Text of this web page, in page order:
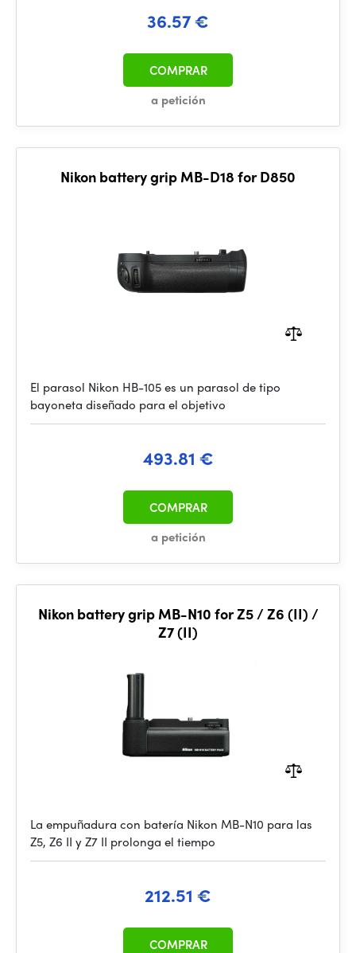
36.57 €
a petición
COMPRAR
Nikon battery grip MB-D18 for D850
El parasol Nikon HB-105 es un parasol de tipo
bayoneta diseñado para el objetivo
493.81 €
a petición
COMPRAR
Nikon battery grip MB-N10 for Z5 / Z6 (II) /
Z7 (II)
La empuñadura con batería Nikon MB-N10 para las
Z5, Z6 II y Z7 II prolonga el tiempo
212.51 €
COMPRAR